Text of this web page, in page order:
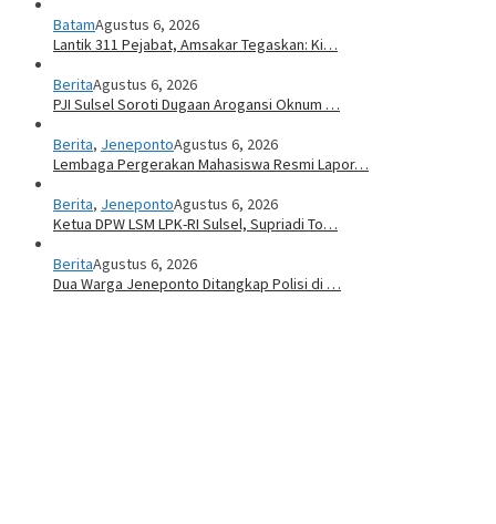
BatamAgustus 6, 2026
Lantik 311 Pejabat, Amsakar Tegaskan: Ki…
BeritaAgustus 6, 2026
PJI Sulsel Soroti Dugaan Arogansi Oknum …
Berita, JenepontoAgustus 6, 2026
Lembaga Pergerakan Mahasiswa Resmi Lapor…
Berita, JenepontoAgustus 6, 2026
Ketua DPW LSM LPK-RI Sulsel, Supriadi To…
BeritaAgustus 6, 2026
Dua Warga Jeneponto Ditangkap Polisi di …